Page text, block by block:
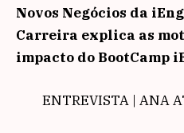
Novos Negócios da
Carreira explica as
impacto do BootCamp
ENTREVISTA | ANA